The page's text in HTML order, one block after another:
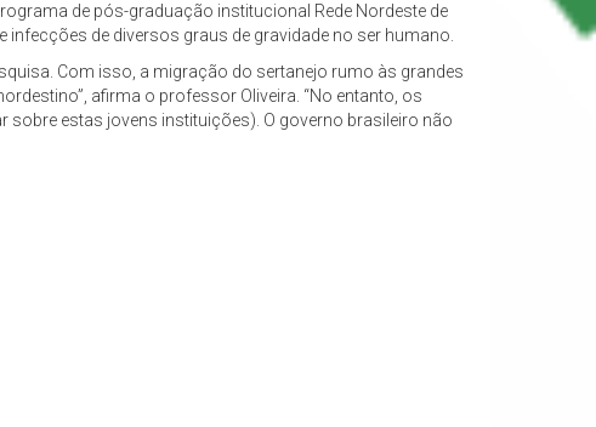
de pós-graduação institucional Rede Nordeste de
infecções de diversos graus de gravidade no ser humano.
Com isso, a migração do sertanejo rumo às grandes
afirma o professor Oliveira. “No entanto, os
sobre estas jovens instituições). O governo brasileiro não